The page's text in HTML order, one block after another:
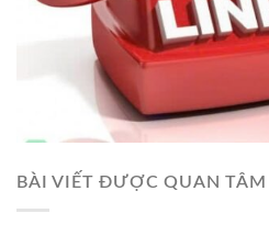
BÀI VIẾT ĐƯỢC QUAN TÂM